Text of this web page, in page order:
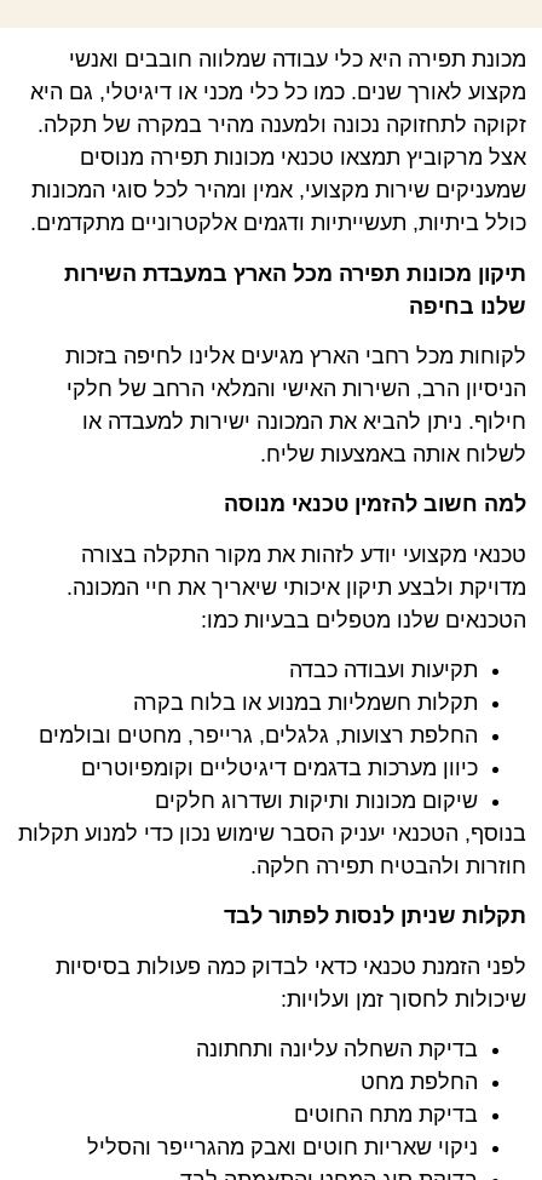
מכונת תפירה היא כלי עבודה שמלווה חובבים ואנשי
מקצוע לאורך שנים. כמו כל כלי מכני או דיגיטלי, גם היא
זקוקה לתחזוקה נכונה ולמענה מהיר במקרה של תקלה.
אצל מרקוביץ תמצאו טכנאי מכונות תפירה מנוסים
שמעניקים שירות מקצועי, אמין ומהיר לכל סוגי המכונות
כולל ביתיות, תעשייתיות ודגמים אלקטרוניים מתקדמים.
תיקון מכונות תפירה מכל הארץ במעבדת השירות
שלנו בחיפה
לקוחות מכל רחבי הארץ מגיעים אלינו לחיפה בזכות
הניסיון הרב, השירות האישי והמלאי הרחב של חלקי
חילוף. ניתן להביא את המכונה ישירות למעבדה או
לשלוח אותה באמצעות שליח.
למה חשוב להזמין טכנאי מנוסה
טכנאי מקצועי יודע לזהות את מקור התקלה בצורה
מדויקת ולבצע תיקון איכותי שיאריך את חיי המכונה.
הטכנאים שלנו מטפלים בבעיות כמו:
תקיעות ועבודה כבדה
תקלות חשמליות במנוע או בלוח בקרה
החלפת רצועות, גלגלים, גרייפר, מחטים ובולמים
כיוון מערכות בדגמים דיגיטליים וקומפיוטרים
שיקום מכונות ותיקות ושדרוג חלקים
בנוסף, הטכנאי יעניק הסבר שימוש נכון כדי למנוע תקלות
חוזרות ולהבטיח תפירה חלקה.
תקלות שניתן לנסות לפתור לבד
לפני הזמנת טכנאי כדאי לבדוק כמה פעולות בסיסיות
שיכולות לחסוך זמן ועלויות:
בדיקת השחלה עליונה ותחתונה
החלפת מחט
בדיקת מתח החוטים
ניקוי שאריות חוטים ואבק מהגרייפר והסליל